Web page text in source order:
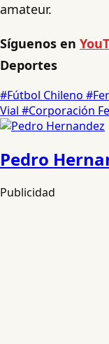
amateur.
Síguenos en
Deportes
#Fútbol Chileno
Vial #Corporación
Pedro
Publicidad